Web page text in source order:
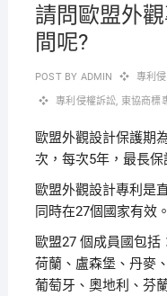
請問歐盟外
間呢?
POST BY ADMIN 專利
專利侵權訴訟, 東協商標
歐盟外觀設計保護期
次，每次5年，最長保
歐盟外觀設計專利是
同時在27個國家有效。
歐盟27 個成員國包括
荷蘭、盧森堡、丹麥
葡萄牙、奧地利、芬